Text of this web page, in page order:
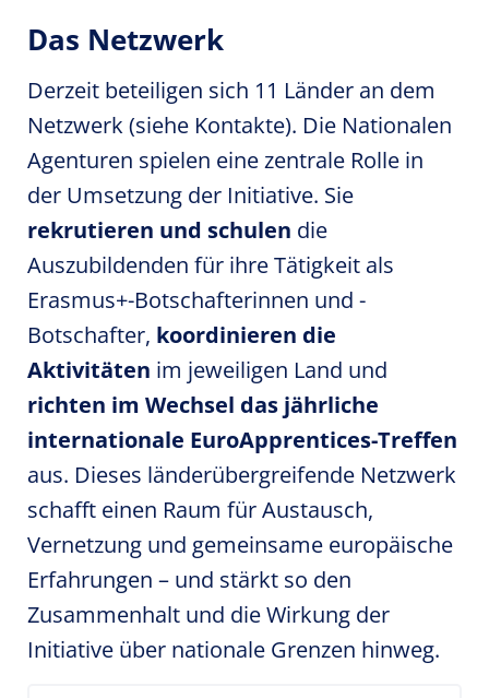
Das Netzwerk
Derzeit beteiligen sich 11 Länder an dem
Netzwerk (siehe Kontakte). Die Nationalen
Agenturen spielen eine zentrale Rolle in
der Umsetzung der Initiative. Sie
rekrutieren und schulen die
Auszubildenden für ihre Tätigkeit als
Erasmus+-Botschafterinnen und -
Botschafter, koordinieren die
Aktivitäten im jeweiligen Land und
richten im Wechsel das jährliche
internationale EuroApprentices-Treffen
aus. Dieses länderübergreifende Netzwerk
schafft einen Raum für Austausch,
Vernetzung und gemeinsame europäische
Erfahrungen – und stärkt so den
Zusammenhalt und die Wirkung der
Initiative über nationale Grenzen hinweg.